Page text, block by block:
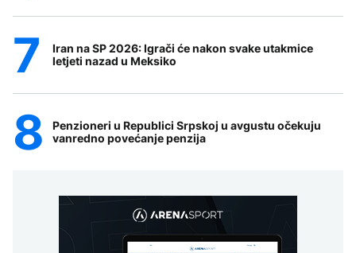
Iran na SP 2026: Igrači će nakon svake utakmice
letjeti nazad u Meksiko
Penzioneri u Republici Srpskoj u avgustu očekuju
vanredno povećanje penzija